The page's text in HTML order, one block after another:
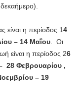
δεκαήμερο).
είναι η περίοδος 14
– 14 Μαΐου . Οι
είναι η περίοδος 26
28 Φεβρουαρίου ,
– 19